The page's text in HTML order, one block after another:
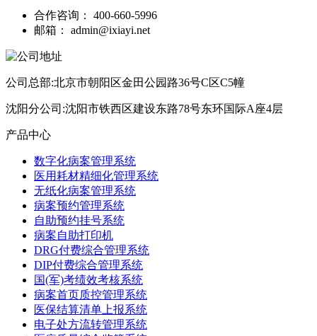
合作咨询： 400-660-5996
邮箱： admin@ixiayi.net
公司总部:北京市朝阳区金田公园路36号C区C5幢
沈阳分公司:沈阳市铁西区建设东路78号东环国际A座4层
产品中心
数字化病案管理系统
医用耗材精细化管理系统
无纸化病案管理系统
病案预约管理系统
自助预约挂号系统
病案自助打印机
DRG付费综合管理系统
DIP付费综合管理系统
国(军)考绩效考核系统
病案首页质控管理系统
医保结算清单上报系统
电子处方流转管理系统